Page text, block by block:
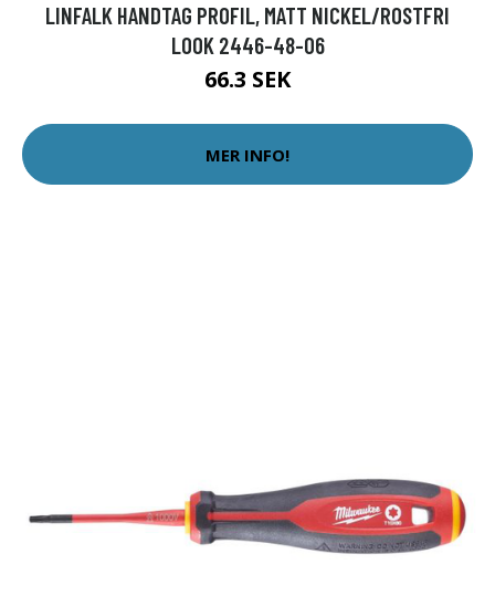
LINFALK HANDTAG PROFIL, MATT NICKEL/ROSTFRI
LOOK 2446-48-06
66.3 SEK
MER INFO!